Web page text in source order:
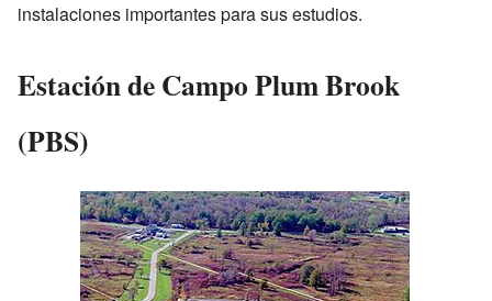
instalaciones importantes para sus estudios.
Estación de Campo Plum Brook
(PBS)